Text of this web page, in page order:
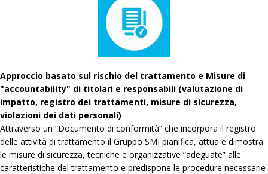
Approccio basato sul rischio del trattamento e Misure di
"accountability" di titolari e responsabili (valutazione di
impatto, registro dei trattamenti, misure di sicurezza,
violazioni dei dati personali)
Attraverso un “Documento di conformità” che incorpora il registro
delle attività di trattamento il Gruppo SMI pianifica, attua e dimostra
le misure di sicurezza, tecniche e organizzative “adeguate” alle
caratteristiche del trattamento e predispone le procedure necessarie